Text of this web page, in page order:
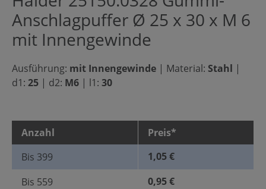
Anschlagpuffer Ø 25 x 30 x M 6
mit Innengewinde
Ausführung: mit Innengewinde | Material: Stahl |
d1: 25 | d2: M6 | l1: 30
Anzahl
Preis*
Bis 399
1,05 €
Bis 559
0,95 €